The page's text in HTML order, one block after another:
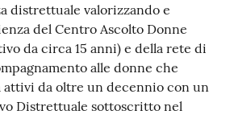
distrettuale valorizzando e
del Centro Ascolto Donne
da circa 15 anni) e della rete di
alle donne che
attivi da oltre un decennio con un
Distrettuale sottoscritto nel